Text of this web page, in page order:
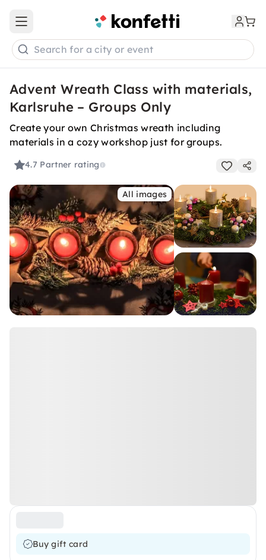
Open main menu
Search for a city or event
Advent Wreath Class with materials,
Karlsruhe – Groups Only
Create your own Christmas wreath including
materials in a cozy workshop just for groups.
4.7 Partner rating
All images
Buy gift card